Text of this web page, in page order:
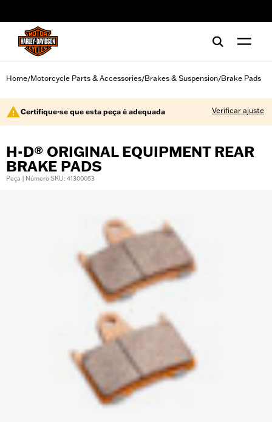
Home/Motorcycle Parts & Accessories/Brakes & Suspension/Brake Pads
Certifique-se que esta peça é adequada Verificar ajuste
H-D® ORIGINAL EQUIPMENT REAR
BRAKE PADS
Peça | Número SKU: 41300053